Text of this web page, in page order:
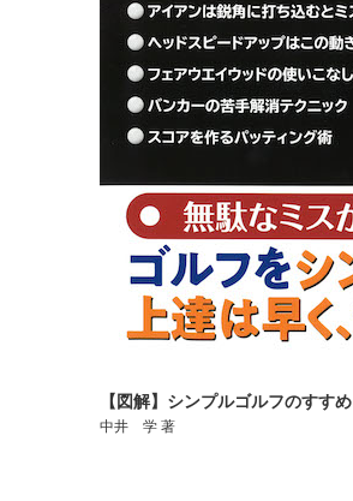
【図解】シンプルゴルフのすすめ
中井 学 著